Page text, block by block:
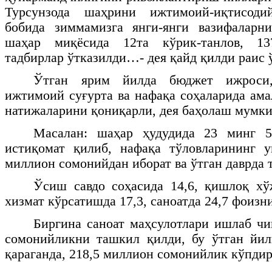
Турсунзода шаҳрини ижтимоий-
бобида зиммамизга янги-янги
шаҳар миқёсида 12та кўрик-танлов,
тадбирлар ўтказилди…- дея қайд қилди раис
Ўтган ярим йилда бюджет
ижтимоий суғурта ва нафақа соҳаларида
натижаларини қониқарли, дея баҳолаш
Масалан: шаҳар ҳудудида 23 минг
истиқомат қилиб, нафақа тўловларининг
миллион сомонийдан иборат ва ўтган даврда
Ўсиш савдо соҳасида 14,6, қишлоқ
хизмат кўрсатишда 17,3, саноатда 24,7
Биргина саноат маҳсулотлари ишлаб
сомонийликни ташкил қилди, бу ўтган
қараганда, 218,5 миллион сомонийлик